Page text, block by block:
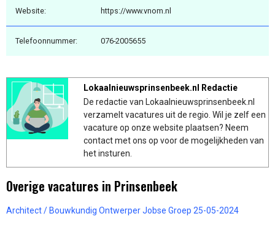
Website: https://www.vnom.nl
Telefoonnummer: 076-2005655
Lokaalnieuwsprinsenbeek.nl Redactie
De redactie van Lokaalnieuwsprinsenbeek.nl
verzamelt vacatures uit de regio. Wil je zelf een
vacature op onze website plaatsen? Neem
contact met ons op voor de mogelijkheden van
het insturen.
Overige vacatures in Prinsenbeek
Architect / Bouwkundig Ontwerper Jobse Groep 25-05-2024